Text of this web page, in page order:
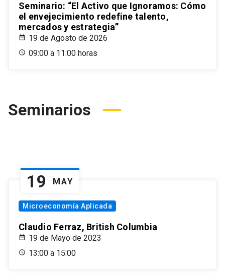
Seminario: “El Activo que Ignoramos: Cómo
el envejecimiento redefine talento,
mercados y estrategia”
19 de Agosto de 2026
09:00 a 11:00 horas
Seminarios
19 MAY
Microeconomía Aplicada
Claudio Ferraz, British Columbia
19 de Mayo de 2023
13:00 a 15:00